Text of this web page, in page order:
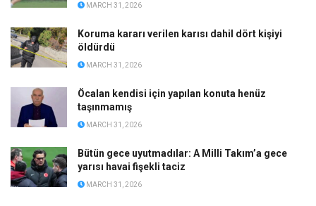
MARCH 31, 2026
Koruma kararı verilen karısı dahil dört kişiyi
öldürdü
MARCH 31, 2026
Öcalan kendisi için yapılan konuta henüz
taşınmamış
MARCH 31, 2026
Bütün gece uyutmadılar: A Milli Takım’a gece
yarısı havai fişekli taciz
MARCH 31, 2026